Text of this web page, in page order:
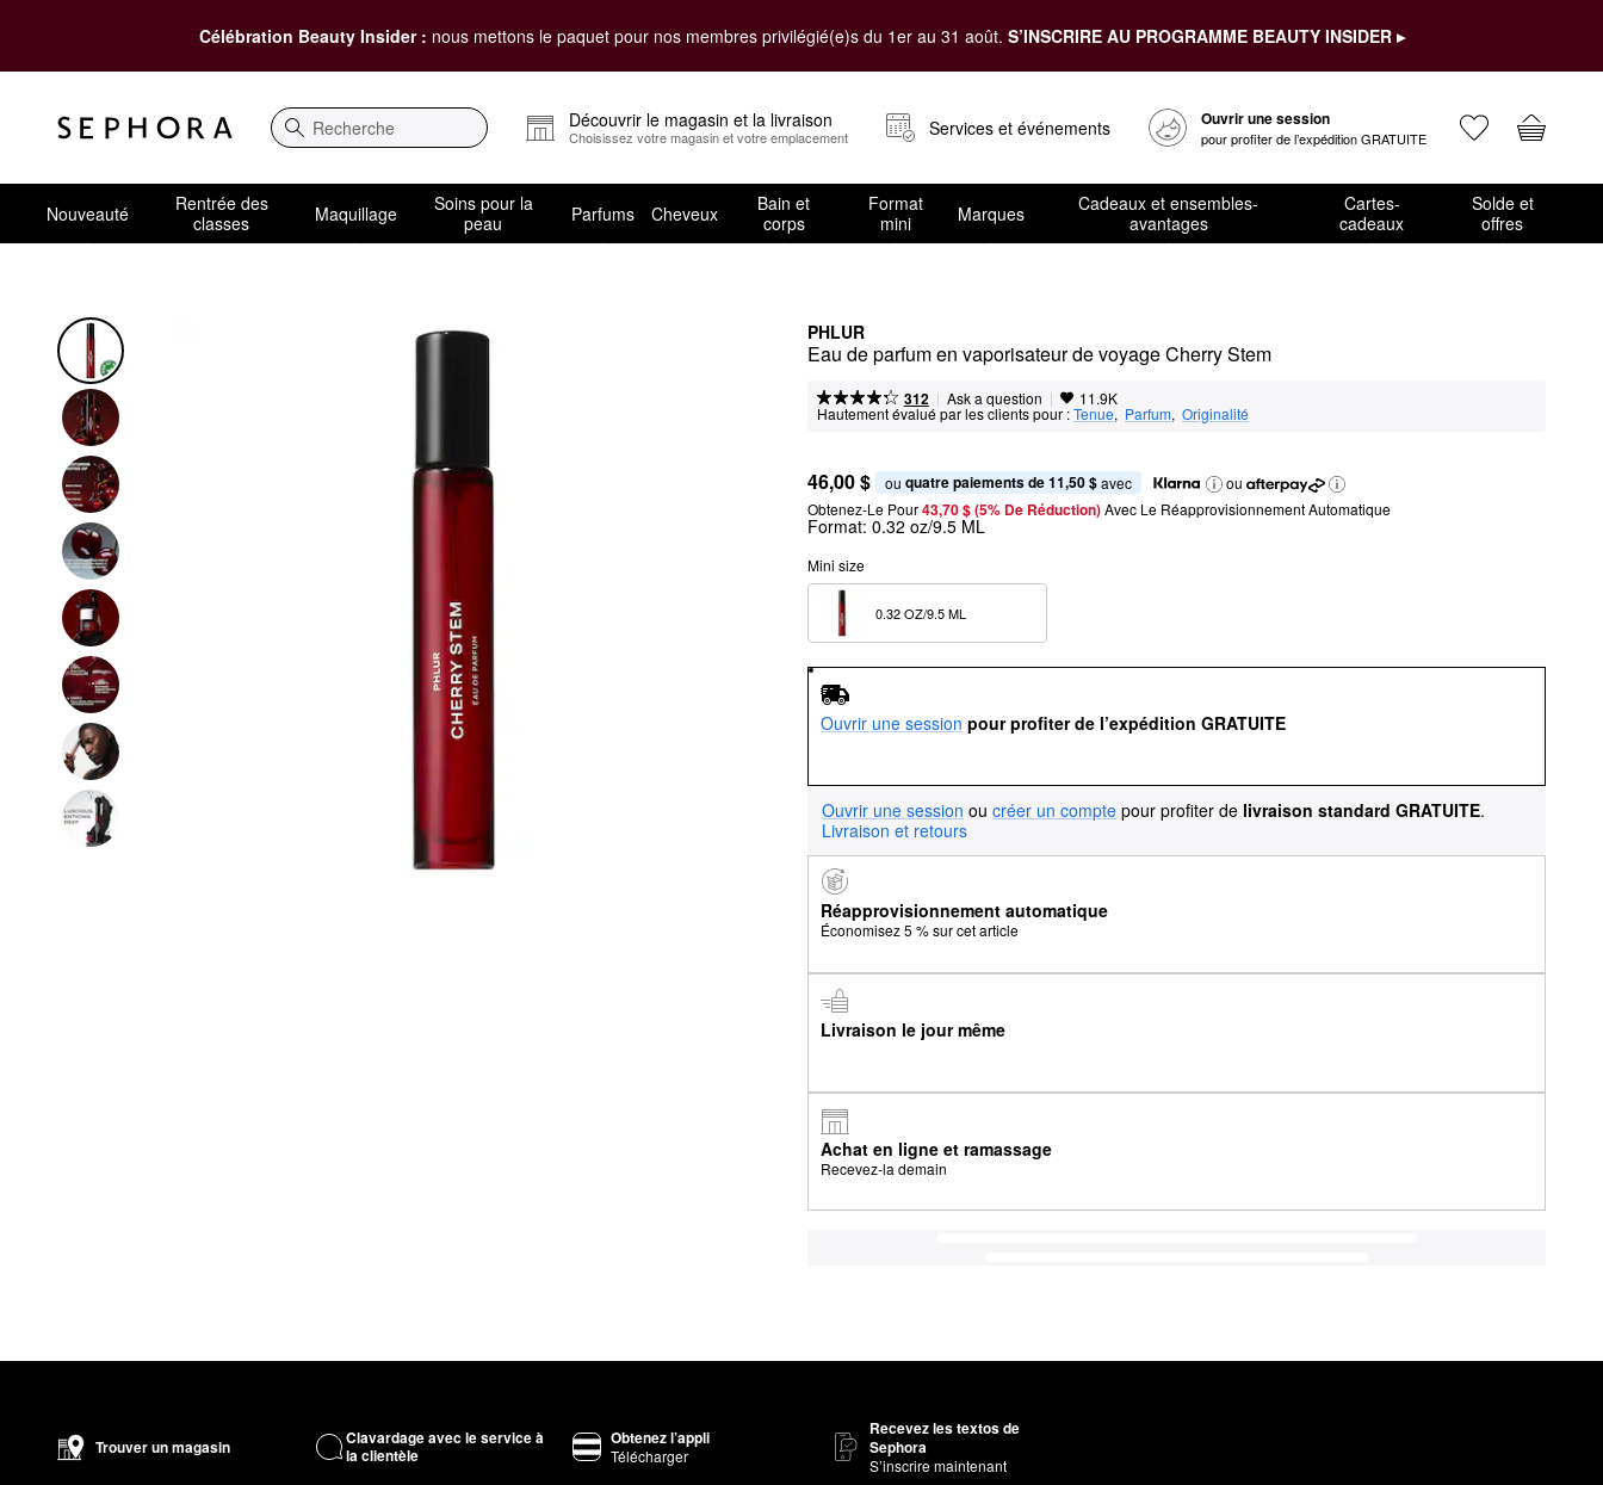
Célébration Beauty Insider : nous mettons le paquet pour nos membres privilégié(e)s du 1er au 31 août. S’INSCRIRE AU PROGRAMME BEAUTY INSIDER ▸
Recherche
Découvrir le magasin et la livraison
Choisissez votre magasin et votre emplacement Services et événements Ouvrir une session
pour profiter de l’expédition GRATUITE
Nouveauté
Rentrée des
classes
Maquillage
Soins pour la
peau
Parfums Cheveux
Bain et
corps
Format
mini
Marques
Cadeaux et ensembles-
avantages
Cartes-
cadeaux
Solde et
offres
PHLUR
Eau de parfum en vaporisateur de voyage Cherry Stem
312 | Ask a question | 11.9K
Hautement évalué par les clients pour :Tenue, Parfum, Originalité
46,00 $ ou quatre paiements de 11,50 $ avec
ou
Obtenez-Le Pour43,70 $ (5% De Réduction) Avec Le Réapprovisionnement Automatique
Format: 0.32 oz/9.5 ML
Mini size
Ouvrir une session pour profiter de l’expédition GRATUITE
Ouvrir une session ou créer un compte pour profiter de livraison standard GRATUITE.
Livraison et retours
Réapprovisionnement automatique
Économisez 5 % sur cet article
Livraison le jour même
Achat en ligne et ramassage
Recevez-la demain
Trouver un magasin
Clavardage avec le service à
la clientèle
Obtenez l’appli
Télécharger
Recevez les textos de
Sephora
S’inscrire maintenant